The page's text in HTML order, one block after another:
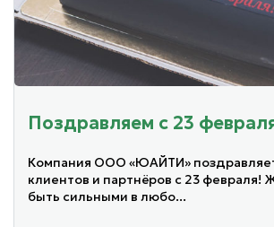
Поздравляем с 23
Компания ООО «ЮАЙТИ»
клиентов и партнёров с 23 февраля!
быть сильными в любо...